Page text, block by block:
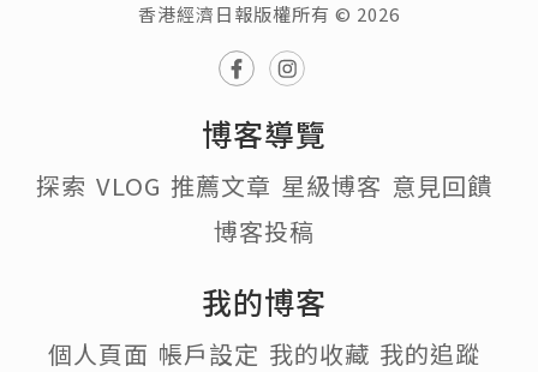
香港經濟日報版權所有 © 2026
博客導覽
探索 VLOG 推薦文章 星級博客 意見回饋
博客投稿
我的博客
個人頁面 帳戶設定 我的收藏 我的追蹤